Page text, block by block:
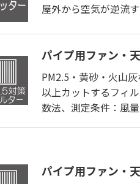
屋外から空気が逆流
パイプ用ファン・
PM2.5・黄砂・火山
以上カットするフィ
数法、測定条件：風量
パイプ用ファン・